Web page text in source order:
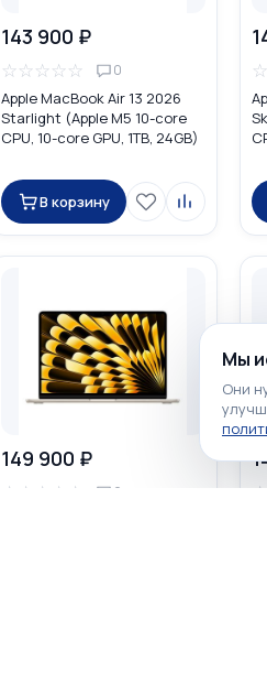
143 900 ₽
☆☆☆☆☆ 0
Apple MacBook Air 13 2026
Starlight (Apple M5 10-core
CPU, 10-core GPU, 1TB, 24GB)
В корзину
☆
149 900 ₽
☆ ☆ ☆ ☆ ☆ 0 ☆
Мы
Они